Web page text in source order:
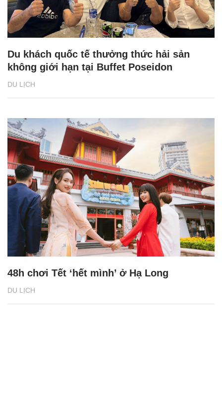
DU LỊCH
Du khách quốc tế thưởng thức hải sản
không giới hạn tại Buffet Poseidon
DU LỊCH
48h chơi Tết ‘hết mình’ ở Hạ Long